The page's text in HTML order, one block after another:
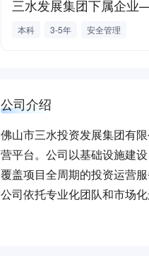
本科 3-5年 安全管理
公司介绍
佛山市三水投资发展集团有
营平台。公司以基础设施建
覆盖项目全周期的投资运营服
公司依托专业化团队和市场
覆盖市政、工业等多场景需
性项目投资，助力地方产业